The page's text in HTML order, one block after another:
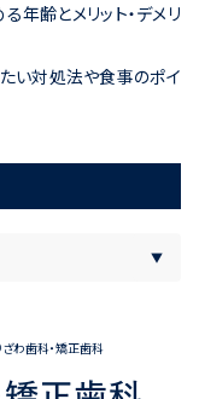
年齢とメリット・デメリ
い対処法や食事のポイ
ざわ歯科・矯正歯科